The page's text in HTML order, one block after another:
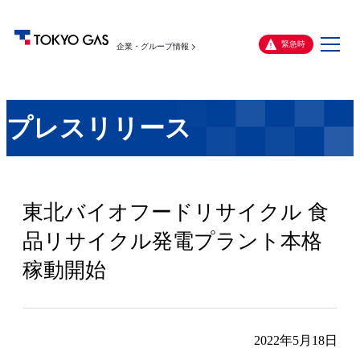
企業・グループ情報 緊急時
メ
プレスリリース
東北バイオフードリサイクル 食
品リサイクル発電プラント本格
稼動開始
2022年5月18日